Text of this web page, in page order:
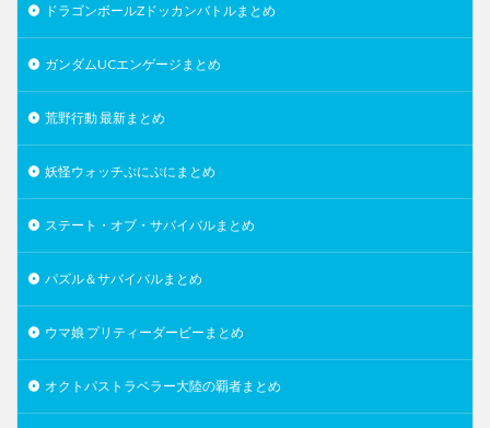
ドラゴンボールZドッカンバトルまとめ
ガンダムUCエンゲージまとめ
荒野行動 最新まとめ
妖怪ウォッチぷにぷにまとめ
ステート・オブ・サバイバルまとめ
パズル＆サバイバルまとめ
ウマ娘 プリティーダービーまとめ
オクトパストラベラー大陸の覇者まとめ